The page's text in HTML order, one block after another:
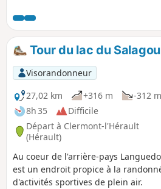
forêt de Parlatges, ce qui permet
randonnée sous le soleil. Les
(pente progressive et très peu de
balisage sur le terrain nécessite de
Tour du lac du Salagou
Visorandonneur
27,02 km
+316 m
-312 m
8h 35
Difficile
Départ à Clermont-l'Hérault
(Hérault)
Au coeur de l'arrière-pays
est un endroit propice à la
d'activités sportives de plein air.